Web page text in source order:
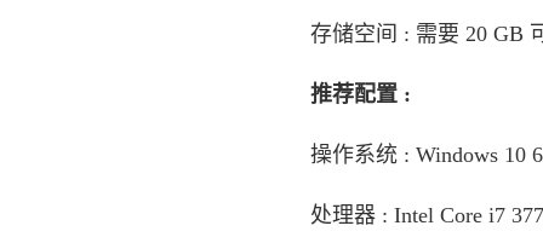
存储空间 : 需要 20 GB
推荐配置 :
操作系统 : Windows 10
处理器 : Intel Core i7